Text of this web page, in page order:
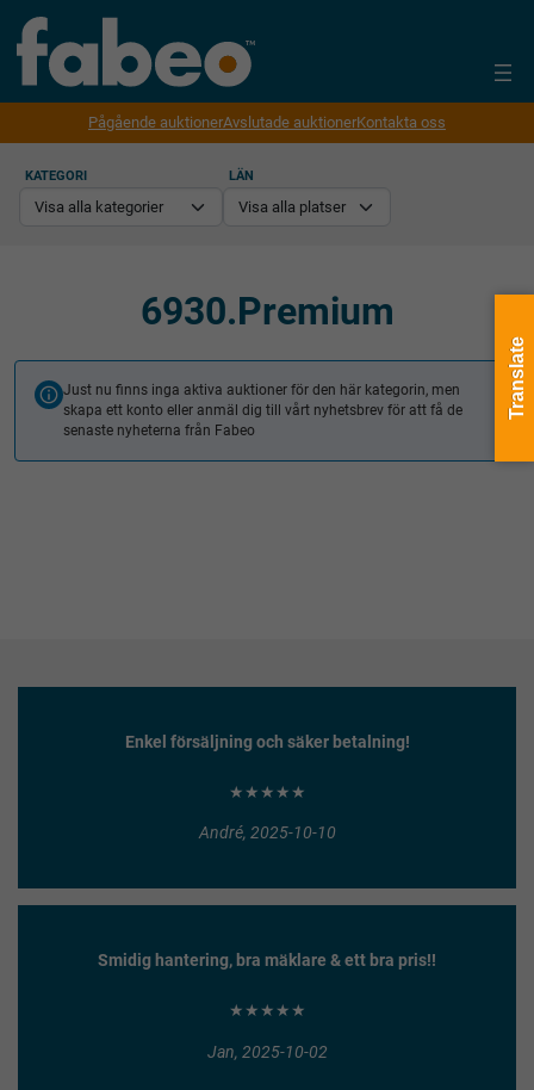
Pågående auktionerAvslutade auktionerKontakta oss
KATEGORI LÄN
6930.Premium
Just nu finns inga aktiva auktioner för den här kategorin, men
skapa ett konto eller anmäl dig till vårt nyhetsbrev för att få de
senaste nyheterna från Fabeo
Enkel försäljning och säker betalning!
★★★★★
André, 2025-10-10
Smidig hantering, bra mäklare & ett bra pris!!
★★★★★
Jan, 2025-10-02
Translate